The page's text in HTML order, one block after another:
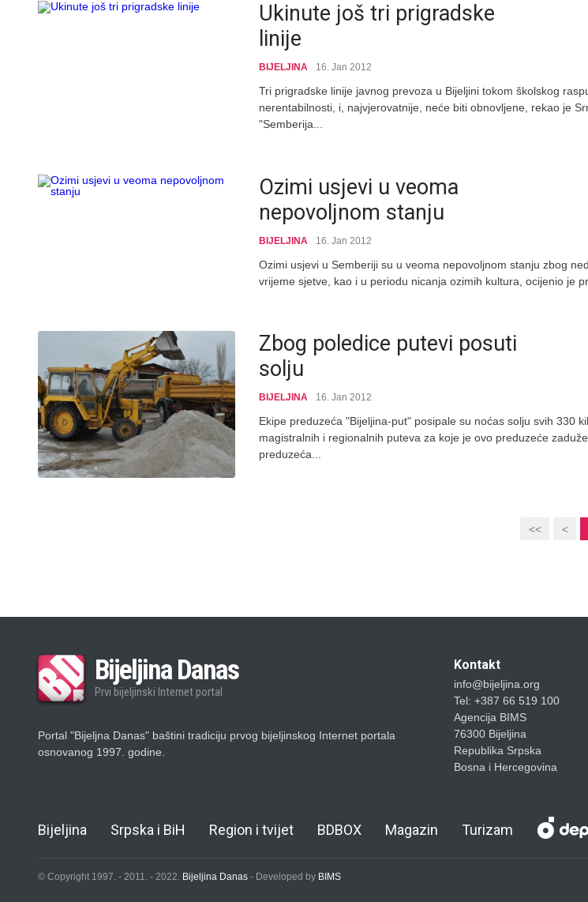
Ukinute još tri prigradske
linije
BIJELJINA 16. Jan 2012
Tri prigradske linije javnog prevoza u Bijeljini tokom školskog
nerentabilnosti, i, najvjerovatnije, neće biti obnovljene, rekao je
"Semberija...
Ozimi usjevi u veoma
nepovoljnom stanju
BIJELJINA 16. Jan 2012
Ozimi usjevi u Semberiji su u veoma nepovoljnom stanju zbog
vrijeme sjetve, kao i u periodu nicanja ozimih kultura, ocijenio je
Zbog poledice putevi posuti
solju
BIJELJINA 16. Jan 2012
Ekipe preduzeća "Bijeljina-put" posipale su noćas solju svih 330
magistralnih i regionalnih puteva za koje je ovo preduzeće
preduzeća...
<< <
Bijeljina Danas
Prvi bijeljinski Internet portal
Portal "Bijeljna Danas" baštini tradiciju prvog bijeljinskog Internet portala
osnovanog 1997. godine.
Kontakt
info@bijeljina.org
Tel: +387 66 519 100
Agencija BIMS
76300 Bijeljina
Republika Srpska
Bosna i Hercegovina
Bijeljina Srpska i BiH Region i tvijet BDBOX Magazin Turizam
© Copyright 1997. - 2011. - 2022. Bijeljina Danas - Developed by BIMS